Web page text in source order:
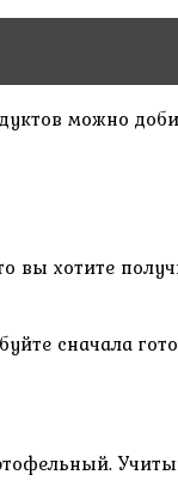
можно
вы хотите
сначала